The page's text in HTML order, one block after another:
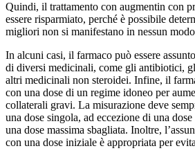
Quindi, il trattamento con augmentin con
essere risparmiato, perché è possibile
migliori non si manifestano in nessun
In alcuni casi, il farmaco può essere
di diversi medicinali, come gli antibiotici,
altri medicinali non steroidei. Infine, il
con una dose di un regime idoneo per
collaterali gravi. La misurazione deve
una dose singola, ad eccezione di una
una dose massima sbagliata. Inoltre,
con una dose iniziale è appropriata per